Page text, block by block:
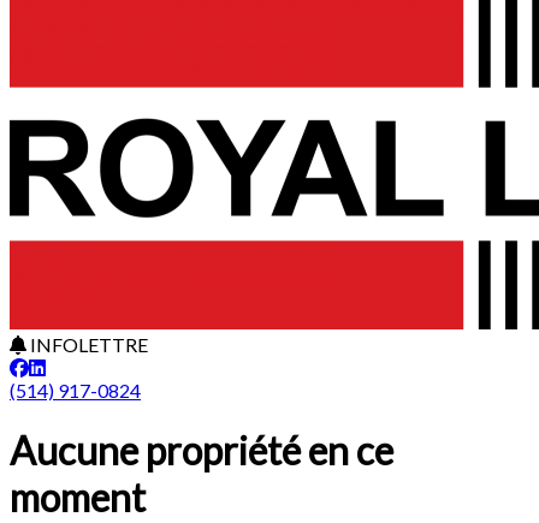
INFOLETTRE
(514) 917-0824
Aucune propriété en ce
moment